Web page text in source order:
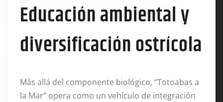
Educación ambiental y
diversificación ostrícola
Más allá del componente biológico, “Totoabas a
la Mar” opera como un vehículo de integración